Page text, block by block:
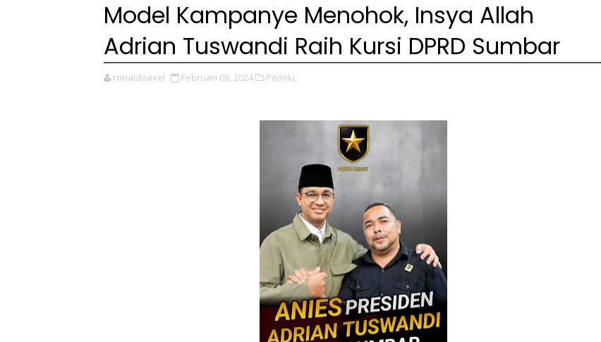
Model Kampanye Menohok, Insya Allah
Adrian Tuswandi Raih Kursi DPRD Sumbar
ronaldoaxel Februari 09, 2024 Pemilu,